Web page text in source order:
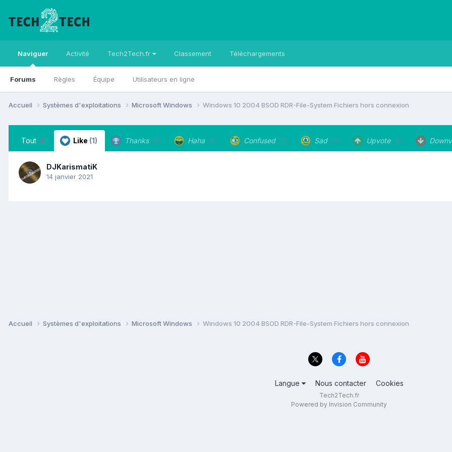
Naviguer
Forums Règles Équipe Utilisateurs en ligne
Activité Tech2Tech.fr Classement Téléchargements
Accueil Systèmes d'exploitations Microsoft Windows Windows 10 2004 BSOD RDR-File-System Fichiers hors connexion
Tout (1) Like (1) Thanks (0) Haha (0) Confused (0) Sad (0) Upvote (0)
DJKarismatiK
14 janvier 2021
Accueil Systèmes d'exploitations Microsoft Windows Windows 10 2004 BSOD RDR-File-System Fichiers hors connexion
Langue Nous contacter Cookies
Tech2Tech.fr
Powered by Invision Community